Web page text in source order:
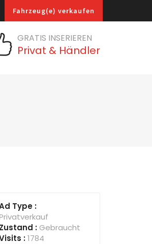
Fahrzeug(e) verkaufen
GRATIS INSERIEREN
Privat & Händler
Type :
Zustand : Gebraucht
:1784